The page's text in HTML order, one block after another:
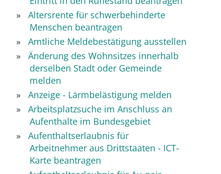
Altersrente für schwerbehinderte
Menschen beantragen
Amtliche Meldebestätigung ausstellen
Änderung des Wohnsitzes innerhalb
derselben Stadt oder Gemeinde
melden
Anzeige - Lärmbelästigung melden
Arbeitsplatzsuche im Anschluss an
Aufenthalte im Bundesgebiet
Aufenthaltserlaubnis für
Arbeitnehmer aus Drittstaaten - ICT-
Karte beantragen